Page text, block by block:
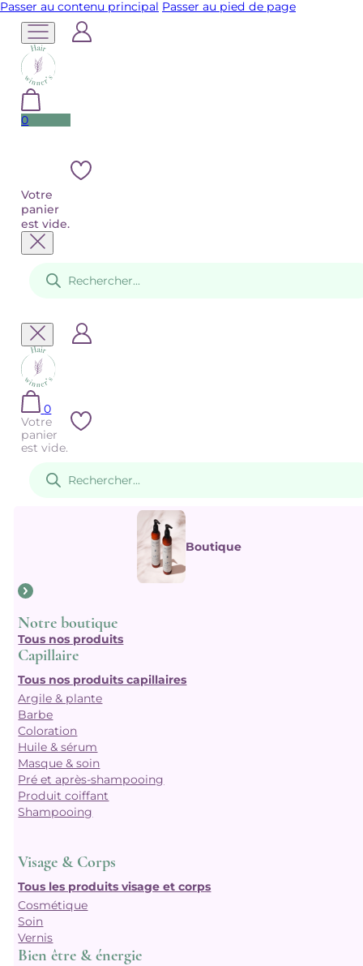
Passer au contenu principal Passer au pied de page
0
Votre
panier
est vide.
produits
0
Votre
panier
est vide.
produits
Boutique
Notre boutique
Tous nos produits
Capillaire
Tous nos produits capillaires
Argile & plante
Barbe
Coloration
Huile & sérum
Masque & soin
Pré et après-shampooing
Produit coiffant
Shampooing
Visage & Corps
Tous les produits visage et corps
Cosmétique
Soin
Vernis
Bien être & énergie